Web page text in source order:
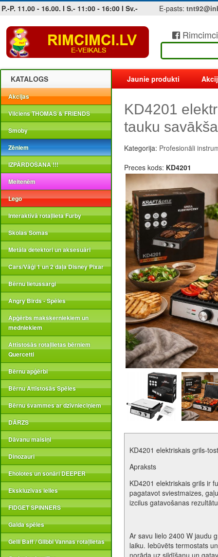
P.-P. 11.00 - 16.00. I S.- 11:00 - 16:00 I Sv.- E-pasts:
Jobs at sea and maritime vacancies
KATALOGS
Akcijas
Vilciens THOMAS & FRIENDS
Smoby
Zēniem
IZPĀRDOŠANA !!!
Meitenēm
Lego
Interaktīvā rotaļlieta Furby
Skolas Somas
Metāla detektori un aksesuāri
Cars/Vāģi 1 un 2 daļa Disney Pixar
Bērnu lietussargi
Angry Birds - Spēles
Apģērbs makšķerniekiem un
medniekiem
Attīstošās rotaļlietas bērniem
Quercetti
Bērnu apģērbi
Bērnu Attīstošās Spēles
Bērnu švammes ar dzīvnieciņiem
DĀRZS
Dāvanu maisiņi
Dinozauri
Eholotes un sonāri DEEPER
Ekskluzīvas lelles
FIDGET SPINNERS
Galda spēles
Gelli Baff / Glibbi Vannas rotaļlietas
Jaunie produkti
KD4201
tauku
Kategorija: Profesionāli
Preces kods: KD4201
KD4201 elektriskais grils-
Apraksts
KD4201 elektriskais grils ir
pagatavot sviestmaizes,
izcilus gatavošanas
Ar savu lielo 2400 W jaudu
laiku. Iebūvēts termostats
norāda uz sildīšanu un